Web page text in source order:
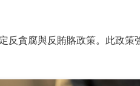
反貪腐與反賄賂政策。此政策